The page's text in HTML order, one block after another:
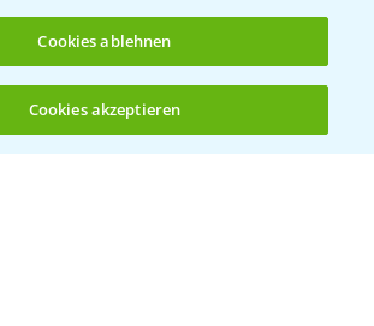
(noch 4)
Notfällen
(0)214/30-20220
Cookies ablehnen
Cookies akzeptieren